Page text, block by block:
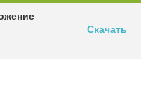
Скачать